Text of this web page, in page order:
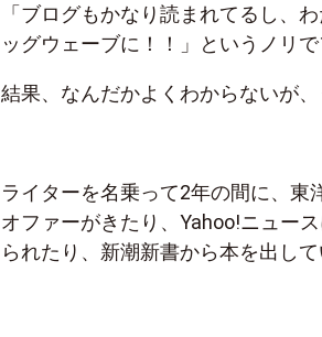
「ブログもかなり読まれてるし
ッグウェーブに！！」というノリ
結果、なんだかよくわからないが、
ライターを名乗って2年の間に、
オファーがきたり、Yahoo!ニュー
られたり、新潮新書から本を出し